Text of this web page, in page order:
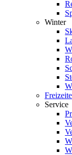
Winter
Service